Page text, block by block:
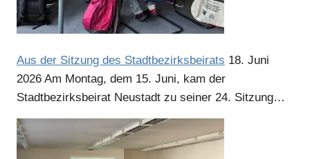
Aus der Sitzung des Stadtbezirksbeirats 18. Juni
2026 Am Montag, dem 15. Juni, kam der
Stadtbezirksbeirat Neustadt zu seiner 24. Sitzung…